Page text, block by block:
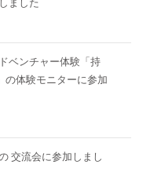
ました
ベンチャー体験「持
の体験モニターに参加
交流会に参加しまし